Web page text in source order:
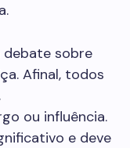
debate sobre
Afinal, todos
ou influência.
e deve